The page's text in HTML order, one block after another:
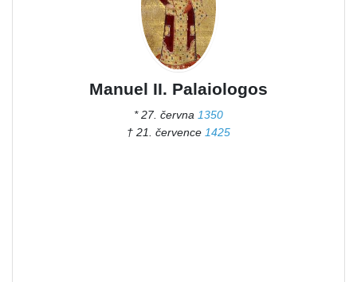
Manuel II. Palaiologos
* 27. června 1350
† 21. července 1425